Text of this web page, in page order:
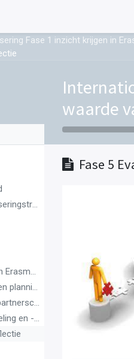
Fase 1 inzicht krijgen in
waarde
opbouwen
Fase 5